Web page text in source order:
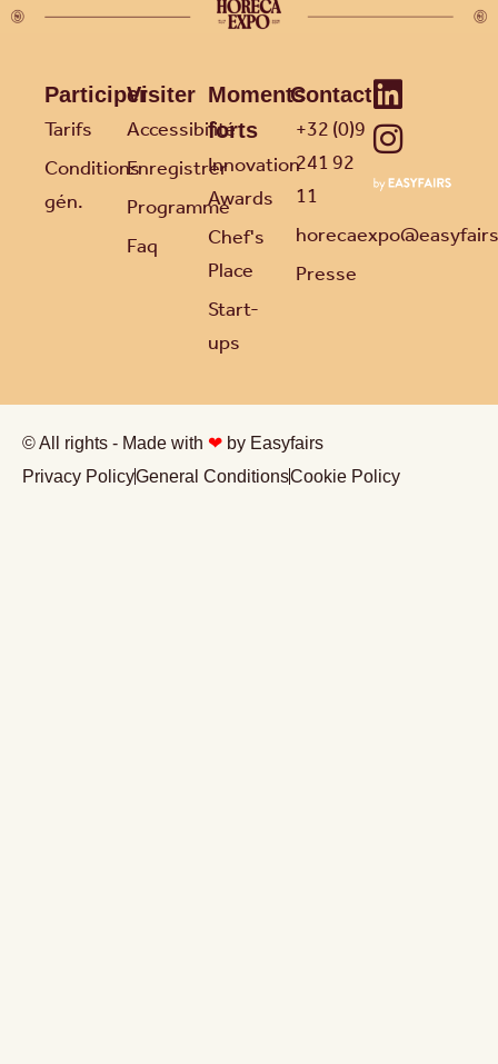
Participer
Tarifs
Conditions
gén.
Visiter
Accessibilité
Enregistrer
Programme
Faq
Moments
forts
Innovation
Awards
Chef's
Place
Start-
ups
Contact
+32 (0)9
241 92
11
Presse
© All rights - Made with ❤ by Easyfairs
Privacy PolicyGeneral ConditionsCookie Policy